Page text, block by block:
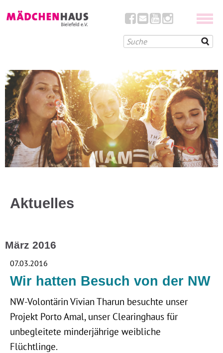
Aktuelles
März 2016
07.03.2016
Wir hatten Besuch von der NW
NW-Volontärin Vivian Tharun besuchte unser
Projekt Porto Amal, unser Clearinghaus für
unbegleitete minderjährige weibliche
Flüchtlinge.